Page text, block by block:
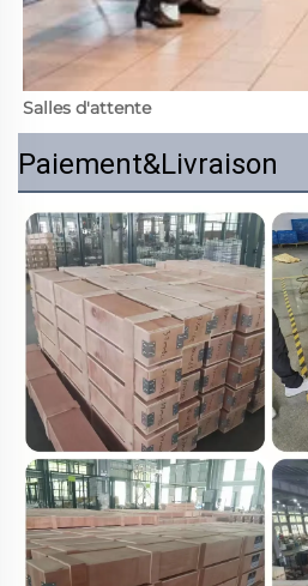
Salles d'attente
Paiement&Livraison